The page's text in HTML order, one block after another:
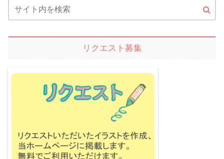
リクエスト募集